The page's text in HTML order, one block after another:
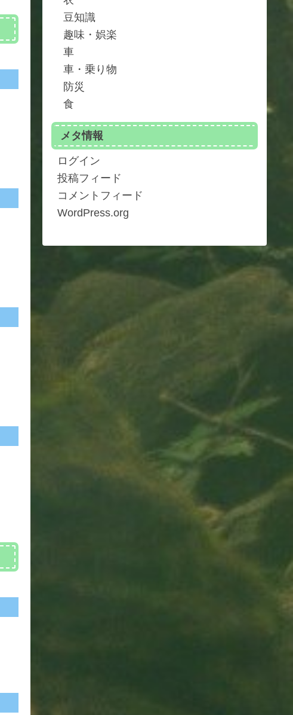
豆知識
趣味・娯楽
車
車・乗り物
防災
食
メタ情報
ログイン
投稿フィード
コメントフィード
WordPress.org